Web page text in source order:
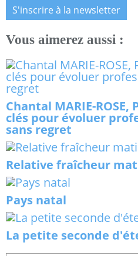
S'inscrire à la newsletter
Vous aimerez aussi :
Chantal MARIE-
clés pour évoluer
sans regret
Relative fraîcheur
Pays natal
La petite seconde